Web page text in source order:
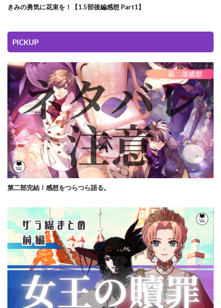
きみの勇気に花束を！【1.5部後編感想 Part1】
PICKUP
第二部完結！感想をつらつら語る。